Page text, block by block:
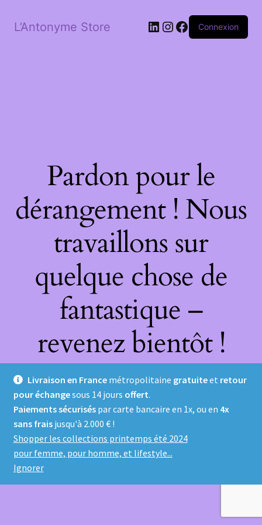
Livraison en France métropolitaine gratuiteet retour
pour échangesous 14 jours offert.
Paiements sécuriséspar carte bancaire en 1x, ou en 4x
sans fraisjusqu'à 2.000 € !
Shopper les collections printemps été 2024
pour femme, pour homme, et lifestyle...
Ignorer
L’Antonyme Store LinkedIn
Instagram
Facebook
Connexion
Pardon pour le
dérangement ! Nous
travaillons sur
quelque chose de
fantastique –
revenez bientôt !